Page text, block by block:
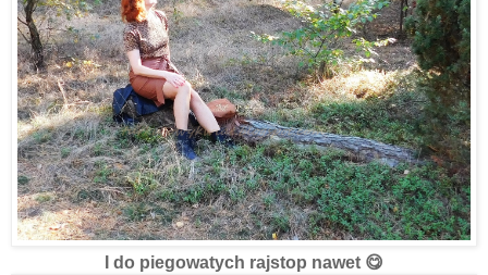
I do piegowatych rajstop nawet 😋